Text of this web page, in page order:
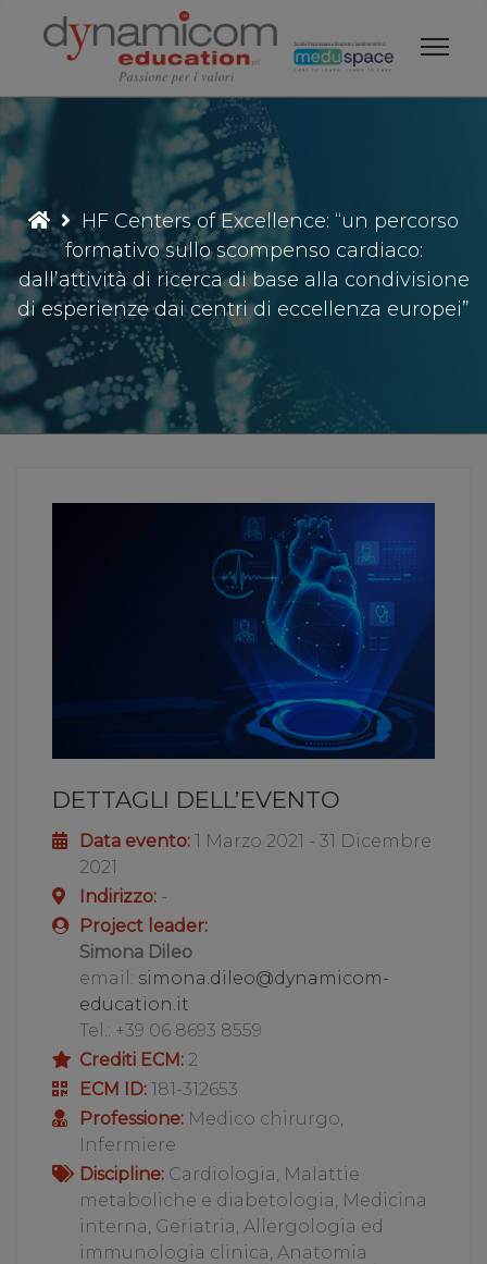
contenuto
HF Centers of Excellence: “un percorso
formativo sullo scompenso cardiaco:
dall’attività di ricerca di base alla condivisione
di esperienze dai centri di eccellenza europei”
DETTAGLI DELL’EVENTO
Data evento: 1 Marzo 2021 - 31 Dicembre
2021
Indirizzo: -
Project leader:
Simona Dileo
email: simona.dileo@dynamicom-
education.it
Tel.: +39 06 8693 8559
Crediti ECM: 2
ECM ID: 181-312653
Professione: Medico chirurgo,
Infermiere
Discipline: Cardiologia, Malattie
metaboliche e diabetologia, Medicina
interna, Geriatria, Allergologia ed
immunologia clinica, Anatomia